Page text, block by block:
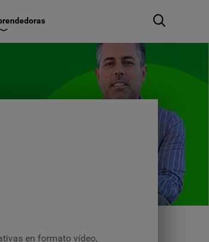
en formato vídeo,